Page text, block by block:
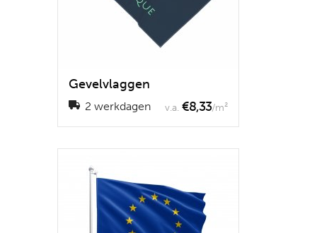
Gevelvlaggen
2 werkdagen v.a. €8,33/m²